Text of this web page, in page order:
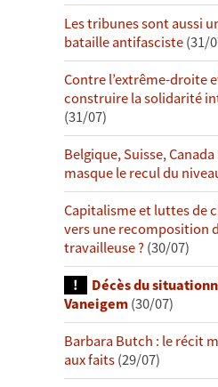
Les tribunes sont aussi
bataille antifasciste(31/
Contre l’extrême-droite
construire la solidarité
(31/07)
Belgique, Suisse,
masque le recul du
Capitalisme et luttes de
vers une recomposition
travailleuse ?(30/07)
Décès du
Vaneigem(30/07)
Barbara Butch : le récit
aux faits(29/07)